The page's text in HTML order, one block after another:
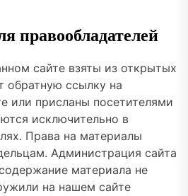
правообладателей
сайте взяты из открытых
ссылку на
или присланы посетителями
исключительно в
Права на материалы
Администрация сайта
материала не
на нашем сайте